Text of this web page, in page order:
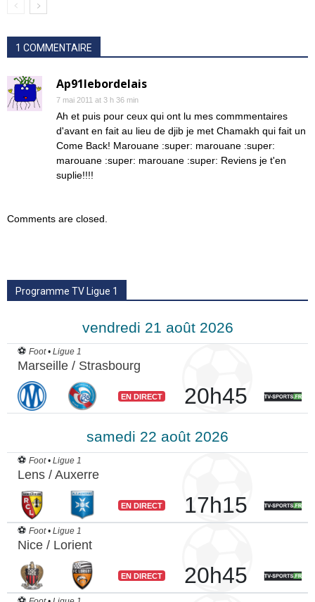
1 COMMENTAIRE
Ap91lebordelais
7 mai 2011 at 3 h 36 min
Ah et puis pour ceux qui ont lu mes commmentaires
d'avant en fait au lieu de djib je met Chamakh qui fait un
Come Back! Marouane :super: marouane :super:
marouane :super: marouane :super: Reviens je t'en
suplie!!!!
Comments are closed.
Programme TV Ligue 1